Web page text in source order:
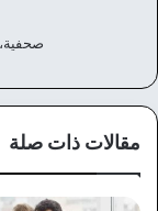
مقالات ذات صلة